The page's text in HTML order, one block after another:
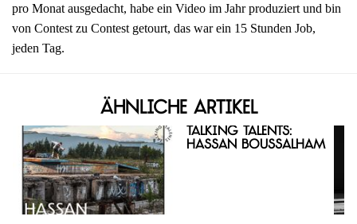
pro Monat ausgedacht, habe ein Video im Jahr produziert und bin
von Contest zu Contest getourt, das war ein 15 Stunden Job,
jeden Tag.
Ähnliche Artikel
Talking Talents:
Hassan Boussalham